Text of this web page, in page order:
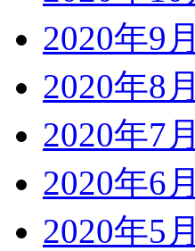
2020年9月
2020年8月
2020年7月
2020年6月
2020年5月